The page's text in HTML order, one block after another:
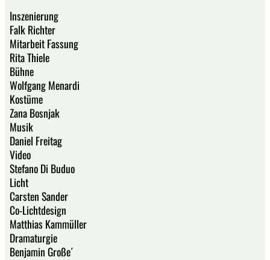
Inszenierung
Falk Richter
Mitarbeit Fassung
Rita Thiele
Bühne
Wolfgang Menardi
Kostüme
Zana Bosnjak
Musik
Daniel Freitag
Video
Stefano Di Buduo
Licht
Carsten Sander
Co-Lichtdesign
Matthias Kammüller
Dramaturgie
Benjamin Große´